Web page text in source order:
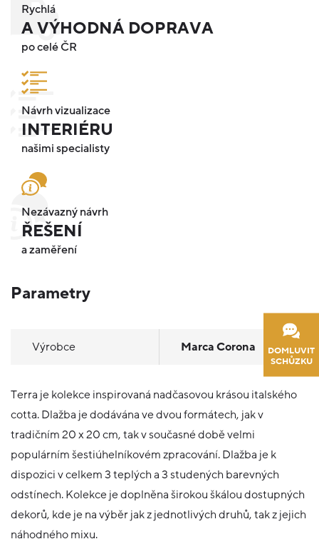
DOMLUVIT
SCHŮZKU
Rychlá
A VÝHODNÁ DOPRAVA
po celé ČR
Návrh vizualizace
INTERIÉRU
našimi specialisty
Nezávazný návrh
ŘEŠENÍ
a zaměření
Parametry
Výrobce Marca Corona
Terra je kolekce inspirovaná nadčasovou krásou italského
cotta. Dlažba je dodávána ve dvou formátech, jak v
tradičním 20 x 20 cm, tak v současné době velmi
populárním šestiúhelníkovém zpracování. Dlažba je k
dispozici v celkem 3 teplých a 3 studených barevných
odstínech. Kolekce je doplněna širokou škálou dostupných
dekorů, kde je na výběr jak z jednotlivých druhů, tak z jejich
náhodného mixu.